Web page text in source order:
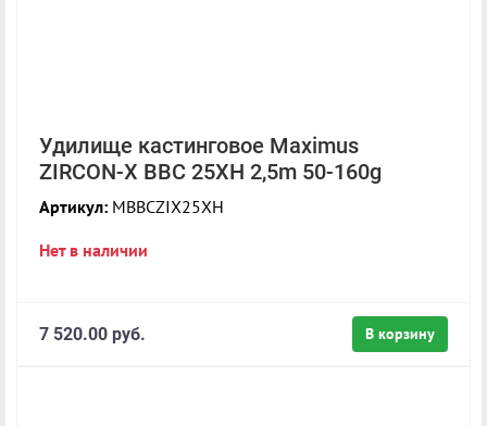
Удилище кастинговое Maximus
ZIRCON-X BBC 25XH 2,5m 50-160g
Артикул: MBBCZIX25XH
Нет в наличии
В корзину
7 520.00 руб.